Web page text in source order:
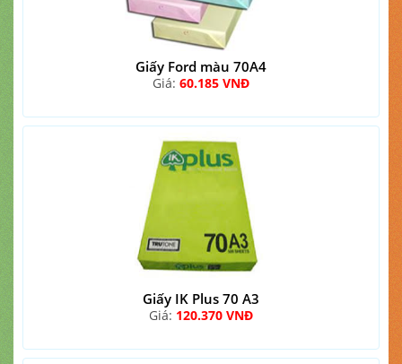
Giấy Ford màu 70A4
Giá: 60.185 VNĐ
Giấy IK Plus 70 A3
Giá: 120.370 VNĐ